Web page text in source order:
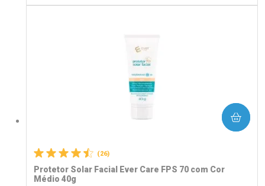
(26)
Protetor Solar Facial Ever Care FPS 70 com Cor
Médio 40g
COMPRAR